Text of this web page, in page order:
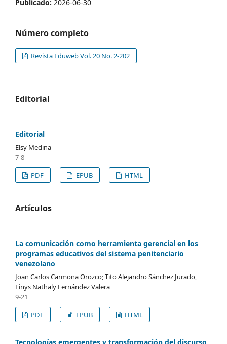
Publicado: 2026-06-30
Número completo
Revista Eduweb Vol. 20 No. 2-202
Editorial
Editorial
Elsy Medina
7-8
PDF
EPUB HTML
Artículos
La comunicación como herramienta gerencial en los
programas educativos del sistema penitenciario
venezolano
Joan Carlos Carmona Orozco; Tito Alejandro Sánchez Jurado,
Einys Nathaly Fernández Valera
9-21
PDF
EPUB HTML